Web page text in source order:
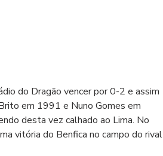
do Dragão vencer por 0-2 e assim
em 1991 e Nuno Gomes em
desta vez calhado ao Lima. No
vitória do Benfica no campo do rival